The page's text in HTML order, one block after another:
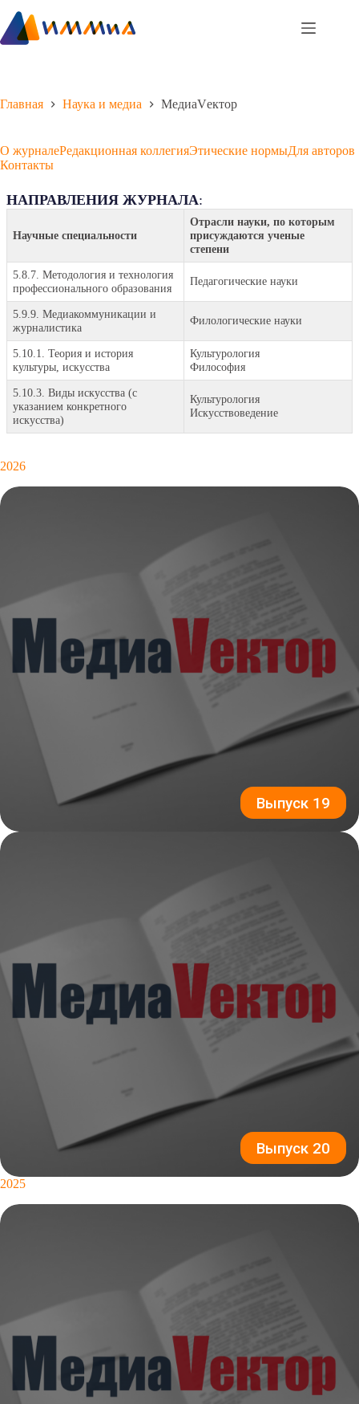
сути
Главная Наука и медиа МедиаVектор
О журналеРедакционная коллегияЭтические нормыДля авторов
Контакты
НАПРАВЛЕНИЯ ЖУРНАЛА:
Научные специальности
Отрасли науки, по которым
присуждаются ученые
степени
5.8.7. Методология и технология
профессионального образования
Педагогические науки
5.9.9. Медиакоммуникации и
журналистика
Филологические науки
5.10.1. Теория и история
культуры, искусства
Культурология
Философия
5.10.3. Виды искусства (с
указанием конкретного
искусства)
Культурология
Искусствоведение
2026
Выпуск 19
Выпуск 20
2025